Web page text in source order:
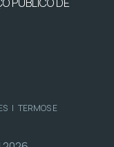
| TERMOS E